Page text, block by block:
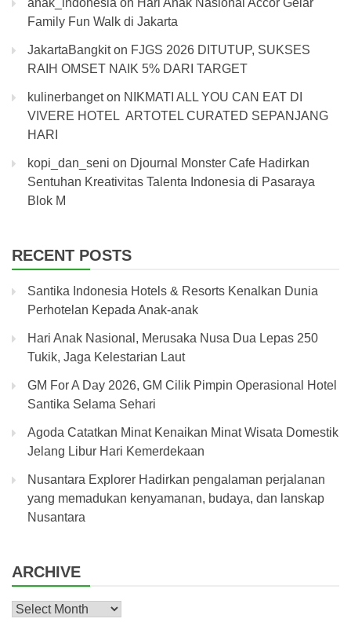
anak_indonesia on Hari Anak Nasional Accor Gelar
Family Fun Walk di Jakarta
JakartaBangkiton FJGS 2026 DITUTUP, SUKSES
RAIH OMSET NAIK 5% DARI TARGET
kulinerbangeton NIKMATI ALL YOU CAN EAT DI
VIVERE HOTEL ARTOTEL CURATED SEPANJANG
HARI
kopi_dan_seni on Djournal Monster Cafe Hadirkan
Sentuhan Kreativitas Talenta Indonesia di Pasaraya
Blok M
RECENT POSTS
Santika Indonesia Hotels & Resorts Kenalkan Dunia
Perhotelan Kepada Anak-anak
Hari Anak Nasional, Merusaka Nusa Dua Lepas 250
Tukik, Jaga Kelestarian Laut
GM For A Day 2026, GM Cilik Pimpin Operasional Hotel
Santika Selama Sehari
Agoda Catatkan Minat Kenaikan Minat Wisata Domestik
Jelang Libur Hari Kemerdekaan
Nusantara Explorer Hadirkan pengalaman perjalanan
yang memadukan kenyamanan, budaya, dan lanskap
Nusantara
ARCHIVE
Archive